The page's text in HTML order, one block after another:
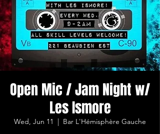
Open Mic / Jam Night w/
Les Ismore
Wed, Jun 11 Bar L'Hémisphère Gauche